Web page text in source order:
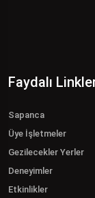
Faydalı
Sapanca
Üye İşletmeler
Gezilecekler Yerler
Deneyimler
Etkinlikler